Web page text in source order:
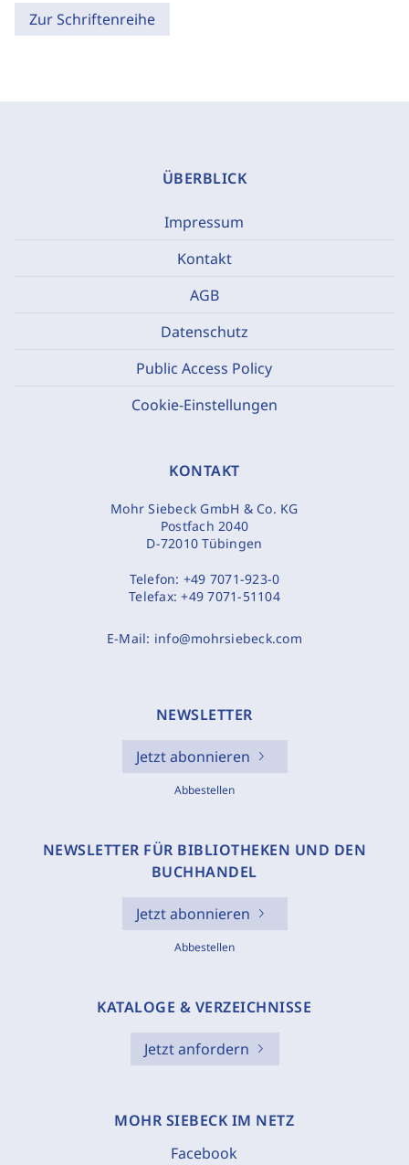
Zur Schriftenreihe
ÜBERBLICK
Impressum
Kontakt
AGB
Datenschutz
Public Access Policy
Cookie-Einstellungen
KONTAKT
Mohr Siebeck GmbH & Co. KG
Postfach 2040
D-72010 Tübingen
Telefon: +49 7071-923-0
Telefax:+49 7071-51104
E-Mail: info@mohrsiebeck.com
NEWSLETTER
Jetzt abonnieren
Abbestellen
NEWSLETTER FÜR BIBLIOTHEKEN UND DEN
BUCHHANDEL
Jetzt abonnieren
Abbestellen
KATALOGE & VERZEICHNISSE
Jetzt anfordern
MOHR SIEBECK IM NETZ
Facebook